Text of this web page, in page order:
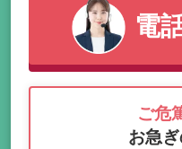
電
ご危
お急